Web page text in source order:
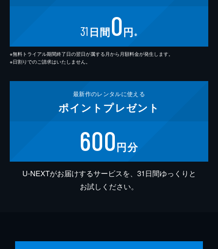
31 日間0円 ※
※無料トライアル期間終了日の翌日が属する月から月額料金が発生します。
※日割りでのご請求はいたしません。
最新作のレンタルに使える
ポイント プレゼント
600円分
U-NEXTがお届けするサービスを、31日間ゆっくりと
お試しください。